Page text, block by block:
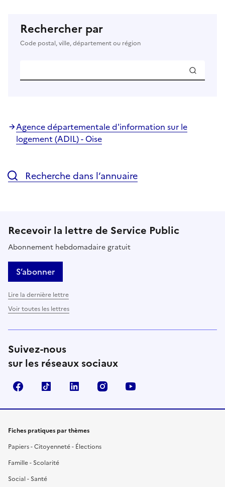
Rechercher par
Code postal, ville, département ou région
Agence départementale d'information sur le
logement (ADIL) - Oise
Recherche dans l’annuaire
Recevoir la lettre de Service Public
Abonnement hebdomadaire gratuit
S’abonner
Lire la dernière lettre
Voir toutes les lettres
Suivez-nous
sur les réseaux sociaux
FacebookTikTok LinkedIn Instagram
Fiches pratiques par thèmes
Papiers - Citoyenneté - Élections
Famille - Scolarité
Social - Santé